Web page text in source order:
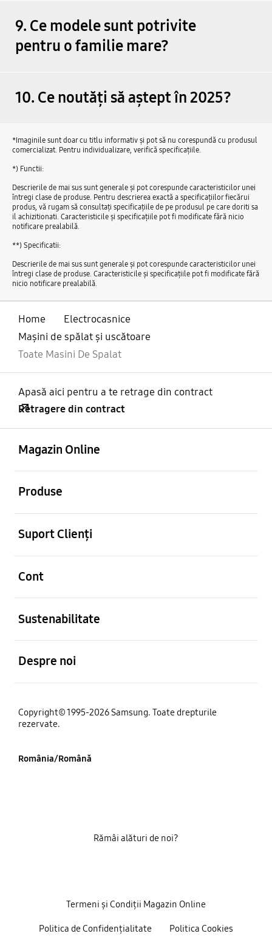
9. Ce modele sunt potrivite
pentru o familie mare?
10. Ce noutăți să aștept în 2025?
*Imaginile sunt doar cu titlu informativ și pot să nu corespundă cu produsul
comercializat. Pentru individualizare, verifică specificațiile.
*) Functii:
Descrierile de mai sus sunt generale şi pot corespunde caracteristicilor unei
întregi clase de produse. Pentru descrierea exactă a specificaţiilor fiecărui
produs, vă rugam să consultaţi specificaţiile de pe produsul pe care doriti sa
il achizitionati. Caracteristicile şi specificaţiile pot fi modificate fără nicio
notificare prealabilă.
**) Specificatii:
Descrierile de mai sus sunt generale şi pot corespunde caracteristicilor unei
întregi clase de produse. Caracteristicile şi specificaţiile pot fi modificate fără
nicio notificare prealabilă.
Home
Electrocasnice
Mașini de spălat și uscătoare
Toate Masini De Spalat
Apasă aici pentru a te retrage din contract
Retragere din contract
Magazin Online
Produse
Suport Clienți
Cont
Sustenabilitate
Despre noi
Copyright© 1995-2026 Samsung. Toate drepturile
rezervate.
România/Română
Termeni și Condiții Magazin Online
Politica de Confidențialitate Politica Cookies
Rămâi alături de noi?